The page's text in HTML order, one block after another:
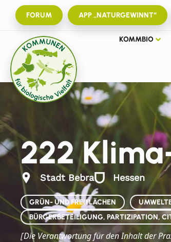
FORUM APP „NATURGEWINNT“
KOMMBIO
222
Stadt Bebra Hessen
GRÜN- UND FREIFLÄCHEN
BÜRGERBETEILIGUNG, PARTIZIPATION,
[Die Verantwortung für den Inhalt der